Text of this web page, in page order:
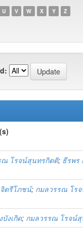
U V W X Y Z
ณ โรจน์สุนทรกิตติ; ธีรพร
ตรีโภชน์; กมลวรรณ โร
งเกิด; กมลวรรณ โรจน์